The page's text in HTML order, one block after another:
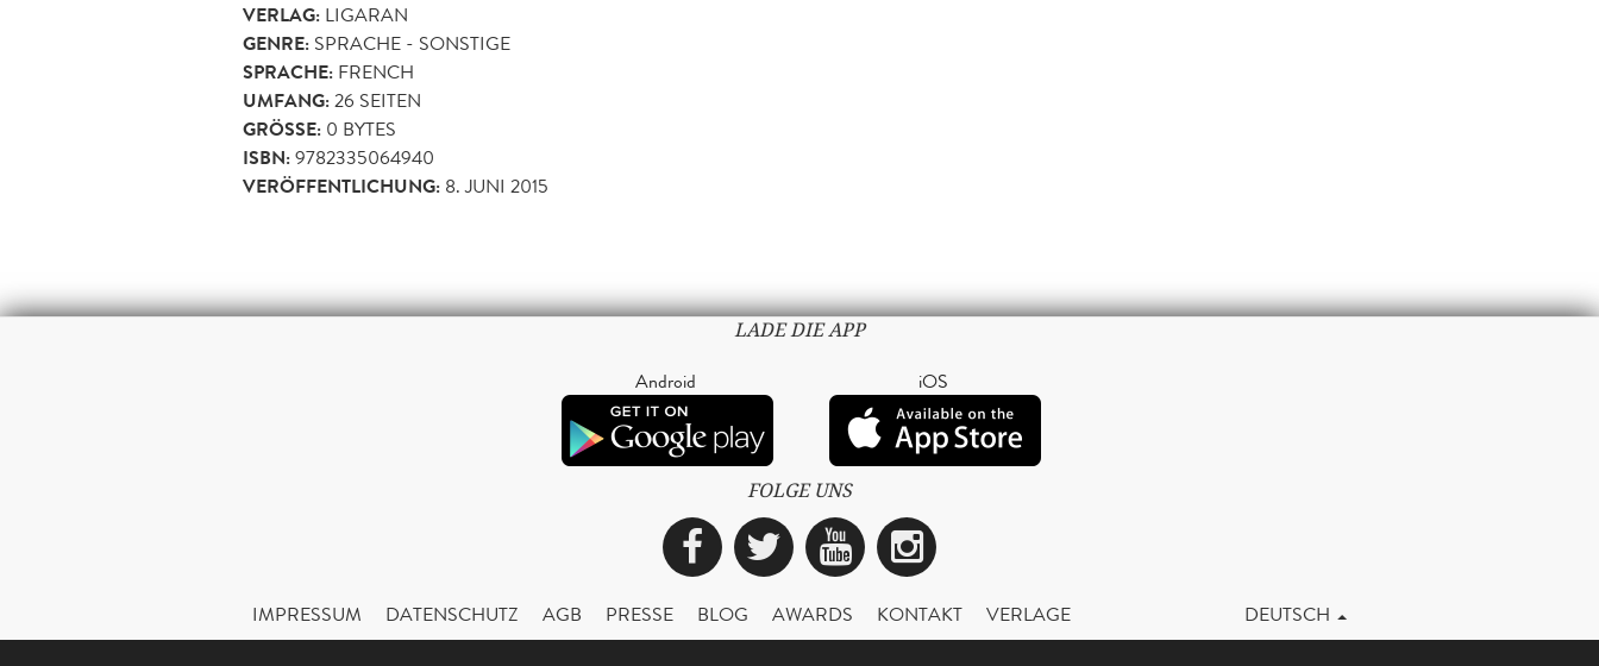
VERLAG: LIGARAN
GENRE: SPRACHE - SONSTIGE
SPRACHE: FRENCH
UMFANG:26 SEITEN
GRÖSSE: 0 BYTES
ISBN:9782335064940
VERÖFFENTLICHUNG: 8. JUNI 2015
LADE DIE APP
Android iOS
FOLGE UNS
Facebook
TwitterYouTubeInstagram
IMPRESSUM DATENSCHUTZ AGB PRESSE BLOG AWARDS KONTAKT VERLAGE DEUTSCH